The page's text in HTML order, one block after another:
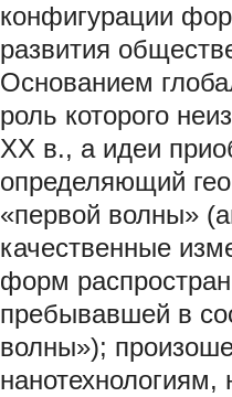
конфигурации
развития
Основанием
роль которого
ХХ в., а идеи
определяющий
«первой волны»
качественные
форм
пребывавшей в
волны»);